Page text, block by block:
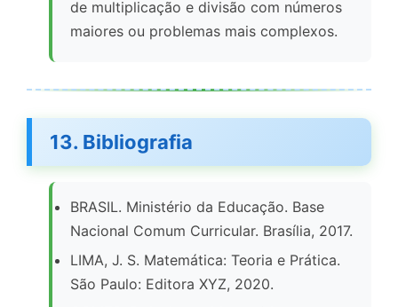
de multiplicação e divisão com números
maiores ou problemas mais complexos.
13. Bibliografia
BRASIL. Ministério da Educação. Base
Nacional Comum Curricular. Brasília, 2017.
LIMA, J. S. Matemática: Teoria e Prática.
São Paulo: Editora XYZ, 2020.